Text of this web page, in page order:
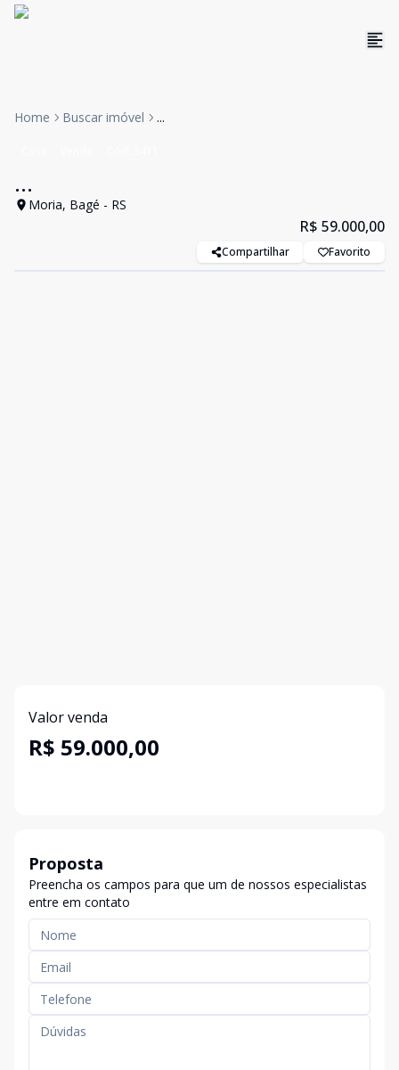
Home Buscar imóvel ...
...
Moria, Bagé - RS
R$ 59.000,00
Compartilhar Favorito
Valor venda
R$ 59.000,00
Proposta
Preencha os campos para que um de nossos especialistas
entre em contato